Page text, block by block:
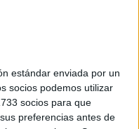
estándar enviada por un
socios podemos utilizar
socios para que
preferencias antes de